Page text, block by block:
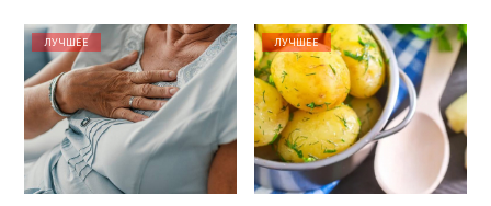
ЛУЧШЕЕ ЛУЧШЕЕ